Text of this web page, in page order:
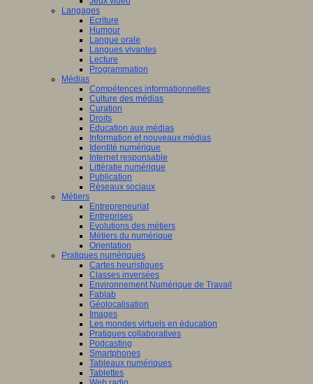
Langages
Ecriture
Humour
Langue orale
Langues vivantes
Lecture
Programmation
Médias
Compétences informationnelles
Culture des médias
Curation
Droits
Education aux médias
Information et nouveaux médias
Identité numérique
Internet responsable
Littératie numérique
Publication
Réseaux sociaux
Métiers
Entrepreneuriat
Entreprises
Evolutions des métiers
Métiers du numérique
Orientation
Pratiques numériques
Cartes heuristiques
Classes inversées
Environnement Numérique de Travail
Fablab
Géolocalisation
Images
Les mondes virtuels en éducation
Pratiques collaboratives
Podcasting
Smartphones
Tableaux numériques
Tablettes